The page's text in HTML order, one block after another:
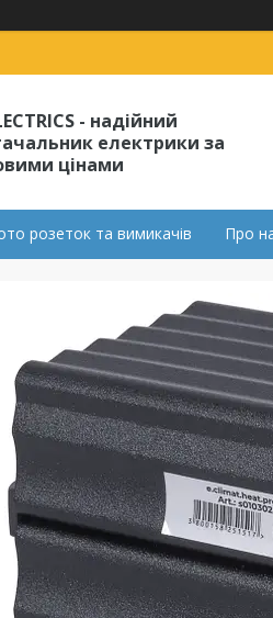
- надійний
електрики за
цінами
розеток та вимикачів Про